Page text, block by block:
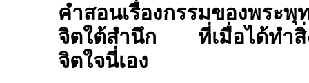
คำสอนเรื่องกรรมของพระพุ
จิตใต้สำนึก ที่เมื่อได้ทำสิ่ง
จิตใจนี่เอง